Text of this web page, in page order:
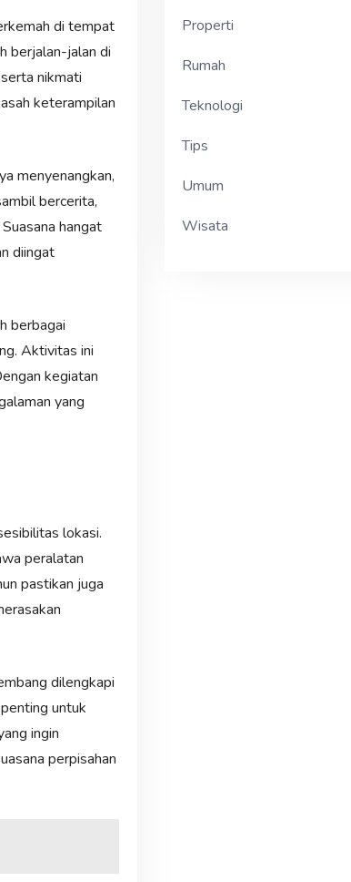
di tempat
berjalan-jalan di
nikmati
keterampilan
menyenangkan,
bercerita,
hangat
diingat
berbagai
Aktivitas ini
kegiatan
yang
lokasi.
peralatan
pastikan juga
dilengkapi
untuk
ingin
perpisahan
Properti
Rumah
Teknologi
Tips
Umum
Wisata